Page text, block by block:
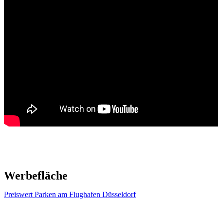
Werbefläche
Preiswert Parken am Flughafen Düsseldorf